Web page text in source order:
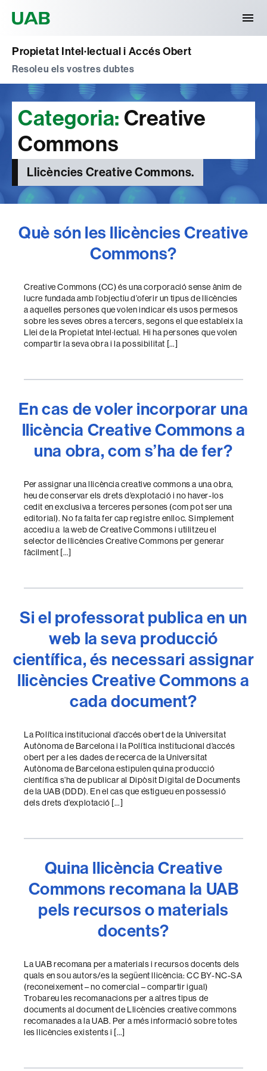
Propietat Intel·lectual i Accés Obert
Resoleu els vostres dubtes
Categoria: Creative
Commons
Llicències Creative Commons.
Què són les llicències Creative
Commons?
Creative Commons (CC) és una corporació sense ànim de
lucre fundada amb l’objectiu d’oferir un tipus de llicències
a aquelles persones que volen indicar els usos permesos
sobre les seves obres a tercers, segons el que estableix la
Llei de la Propietat Intel·lectual. Hi ha persones que volen
compartir la seva obra i la possibilitat […]
En cas de voler incorporar una
llicència Creative Commons a
una obra, com s’ha de fer?
Per assignar una llicència creative commons a una obra,
heu de conservar els drets d’explotació i no haver-los
cedit en exclusiva a terceres persones (com pot ser una
editorial). No fa falta fer cap registre enlloc. Simplement
accediu a la web de Creative Commons i utilitzeu el
selector de llicències Creative Commons per generar
fàcilment […]
Si el professorat publica en un
web la seva producció
científica, és necessari assignar
llicències Creative Commons a
cada document?
La Política institucional d’accés obert de la Universitat
Autònoma de Barcelona i la Política institucional d’accés
obert per a les dades de recerca de la Universitat
Autònoma de Barcelona estipulen quina producció
científica s’ha de publicar al Dipòsit Digital de Documents
de la UAB (DDD). En el cas que estigueu en possessió
dels drets d’explotació […]
Quina llicència Creative
Commons recomana la UAB
pels recursos o materials
docents?
La UAB recomana per a materials i recursos docents dels
quals en sou autors/es la següent llicència: CC BY-NC-SA
(reconeixement – no comercial – compartir igual)
Trobareu les recomanacions per a altres tipus de
documents al document de Llicències creative commons
recomanades a la UAB. Per a més informació sobre totes
les llicències existents i […]